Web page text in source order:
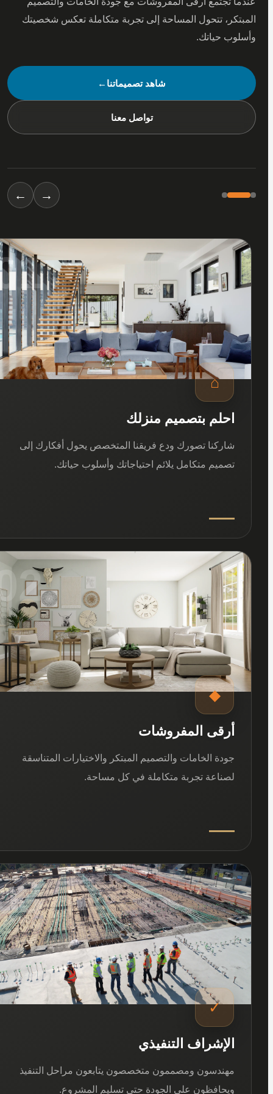
تتحول المساحة إلى تجربة متكاملة تعكس شخصيتك
حياتك.
شاهد تصميماتنا ←
تواصل معنا
←
01
⌂
احلم بتصميم منزلك
شاركنا تصورك ودع فريقنا المتخصص يحول أفكارك إلى
تصميم متكامل يلائم احتياجاتك وأسلوب حياتك.
02
◆
أرقى المفروشات
جودة الخامات والتصميم المبتكر والاختيارات المتناسقة
لصناعة تجربة متكاملة في كل مساحة.
03
✓
الإشراف التنفيذي
مهندسون ومصممون متخصصون يتابعون مراحل التنفيذ
ويحافظون على الجودة حتى تسليم المشروع.